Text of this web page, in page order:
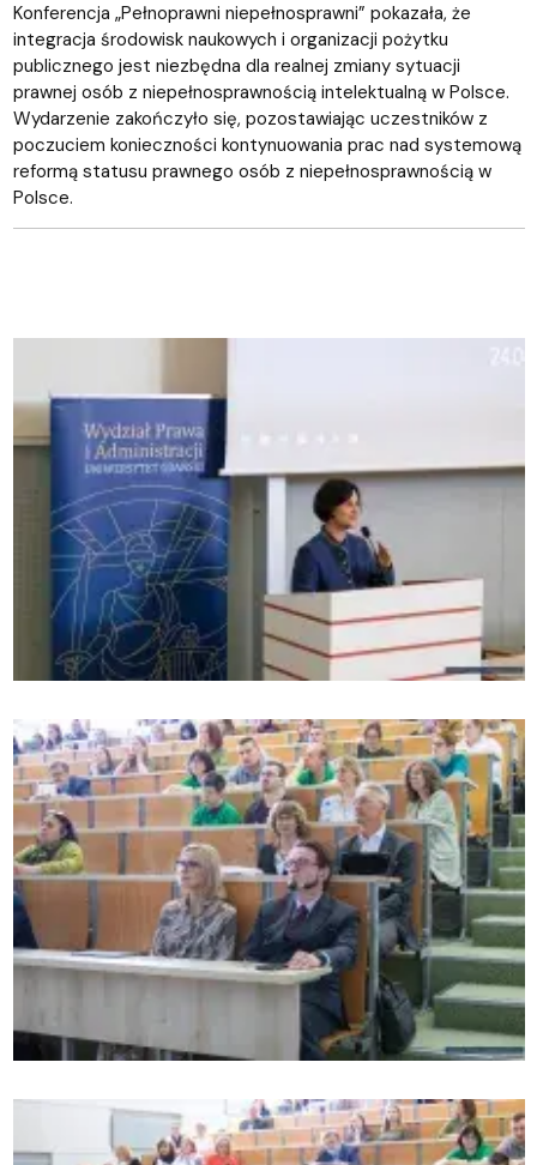
Konferencja „Pełnoprawni niepełnosprawni” pokazała, że
integracja środowisk naukowych i organizacji pożytku
publicznego jest niezbędna dla realnej zmiany sytuacji
prawnej osób z niepełnosprawnością intelektualną w Polsce.
Wydarzenie zakończyło się, pozostawiając uczestników z
poczuciem konieczności kontynuowania prac nad systemową
reformą statusu prawnego osób z niepełnosprawnością w
Polsce.